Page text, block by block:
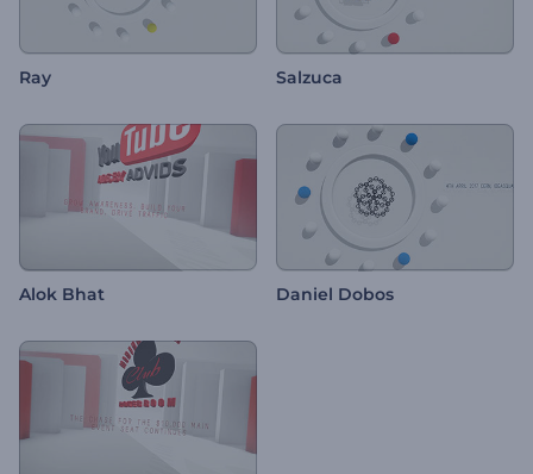
Ray Salzuca
Alok Bhat Daniel Dobos